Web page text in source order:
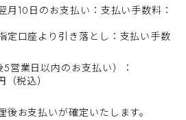
月10日のお支払い：支払い手数料：
定口座より引き落とし：支払い手数
営業日以内のお支払い）：
税込）
後お支払いが確定いたします。